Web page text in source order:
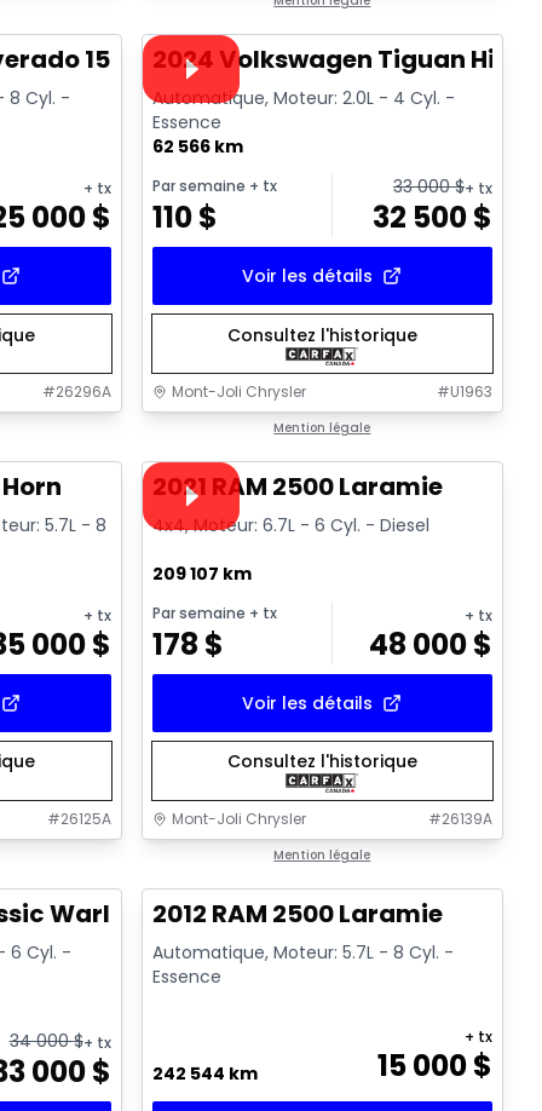
1500 High Country
8 Cyl. -
+ tx
000$
#26296A
Vidéo disponible
2024 Volkswagen Tiguan
Automatique, Moteur: 2.0L - 4 Cyl. -
Essence
62 566 km
Par semaine + tx
110$
33 000$+ tx
32 500$
Voir les détails
Consultez l'historique
Mont-Joli Chrysler #U1963
Mention légale
5.7L - 8
+ tx
000$
#26125A
Vidéo disponible
Très bonne offre
2021 RAM 2500 Laramie
4x4, Moteur: 6.7L - 6 Cyl. - Diesel
209 107 km
Par semaine + tx
178 $
+ tx
48 000$
Voir les détails
Consultez l'historique
Mont-Joli Chrysler #26139A
Mention légale
Warlock
6 Cyl. -
34 000$+ tx
000$
Très bonne offre
2012 RAM 2500 Laramie
Automatique, Moteur: 5.7L - 8 Cyl. -
Essence
242 544 km 15 000$
+ tx